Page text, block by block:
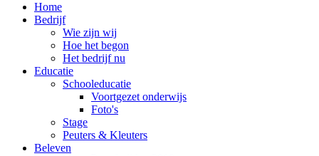
Home
Bedrijf
Wie zijn wij
Hoe het begon
Het bedrijf nu
Educatie
Schooleducatie
Voortgezet onderwijs
Foto's
Stage
Peuters & Kleuters
Beleven